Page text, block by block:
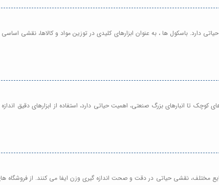
باسکول ها ، به عنوان ابزارهای کلیدی در توزین مواد و کالاها، نقشی اساسی
تا انبارهای بزرگ صنعتی، اهمیت حیاتی دارد، استفاده از ابزارهای دقیق
مختلف، نقشی حیاتی در دقت و صحت اندازه گیری وزن ایفا می کنند. از فروشگاه